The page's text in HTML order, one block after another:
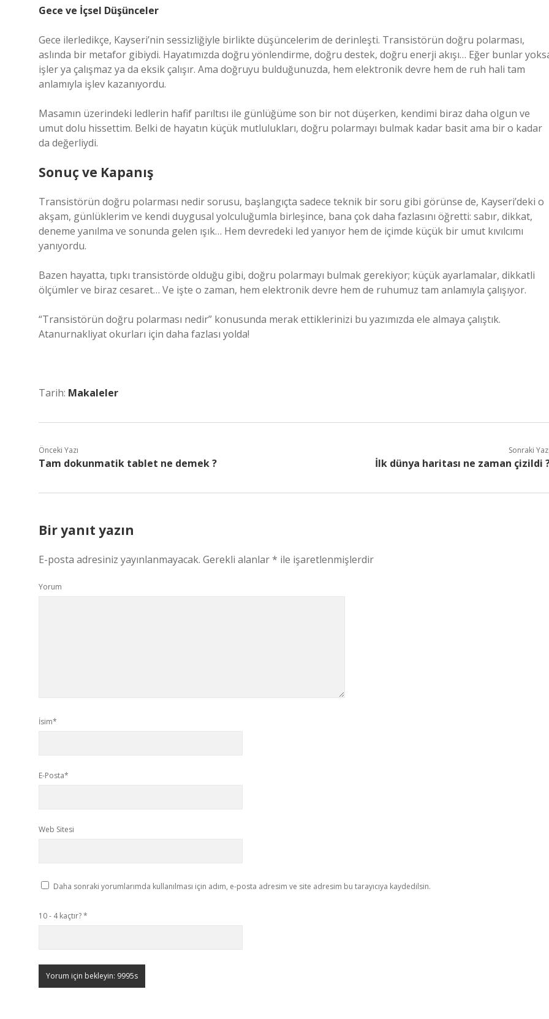
Gece ve İçsel Düşünceler
Gece ilerledikçe, Kayseri’nin sessizliğiyle birlikte düşüncelerim de derinleşti. Transistörün doğru polarması,
aslında bir metafor gibiydi. Hayatımızda doğru yönlendirme, doğru destek, doğru enerji akışı… Eğer bunlar
işler ya çalışmaz ya da eksik çalışır. Ama doğruyu bulduğunuzda, hem elektronik devre hem de ruh hali tam
anlamıyla işlev kazanıyordu.
Masamın üzerindeki ledlerin hafif parıltısı ile günlüğüme son bir not düşerken, kendimi biraz daha olgun ve
umut dolu hissettim. Belki de hayatın küçük mutlulukları, doğru polarmayı bulmak kadar basit ama bir o kadar
da değerliydi.
Sonuç ve Kapanış
Transistörün doğru polarması nedir sorusu, başlangıçta sadece teknik bir soru gibi görünse de, Kayseri’deki o
akşam, günlüklerim ve kendi duygusal yolculuğumla birleşince, bana çok daha fazlasını öğretti: sabır, dikkat,
deneme yanılma ve sonunda gelen ışık… Hem devredeki led yanıyor hem de içimde küçük bir umut kıvılcımı
yanıyordu.
Bazen hayatta, tıpkı transistörde olduğu gibi, doğru polarmayı bulmak gerekiyor; küçük ayarlamalar, dikkatli
ölçümler ve biraz cesaret… Ve işte o zaman, hem elektronik devre hem de ruhumuz tam anlamıyla çalışıyor.
“Transistörün doğru polarması nedir” konusunda merak ettiklerinizi bu yazımızda ele almaya çalıştık.
Atanurnakliyat okurları için daha fazlası yolda!
Tarih: Makaleler
Önceki Yazı
Tam dokunmatik tablet ne demek ?
Sonraki
İlk dünya haritası ne zaman çizildi
Bir yanıt yazın
E-posta adresiniz yayınlanmayacak. Gerekli alanlar* ile işaretlenmişlerdir
Yorum
İsim*
E-Posta*
Web Sitesi
Daha sonraki yorumlarımda kullanılması için adım, e-posta adresim ve site adresim bu tarayıcıya kaydedilsin.
10 - 4 kaçtır?*